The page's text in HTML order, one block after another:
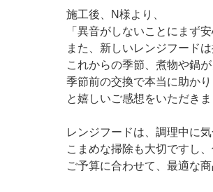
施工後、N様より、
「異音がしないことにまず安
また、新しいレンジフード
これからの季節、煮物や鍋
季節前の交換で本当に助かり
と嬉しいご感想をいただきま
レンジフードは、調理中に
こまめな掃除も大切ですし
ご予算に合わせて、最適な